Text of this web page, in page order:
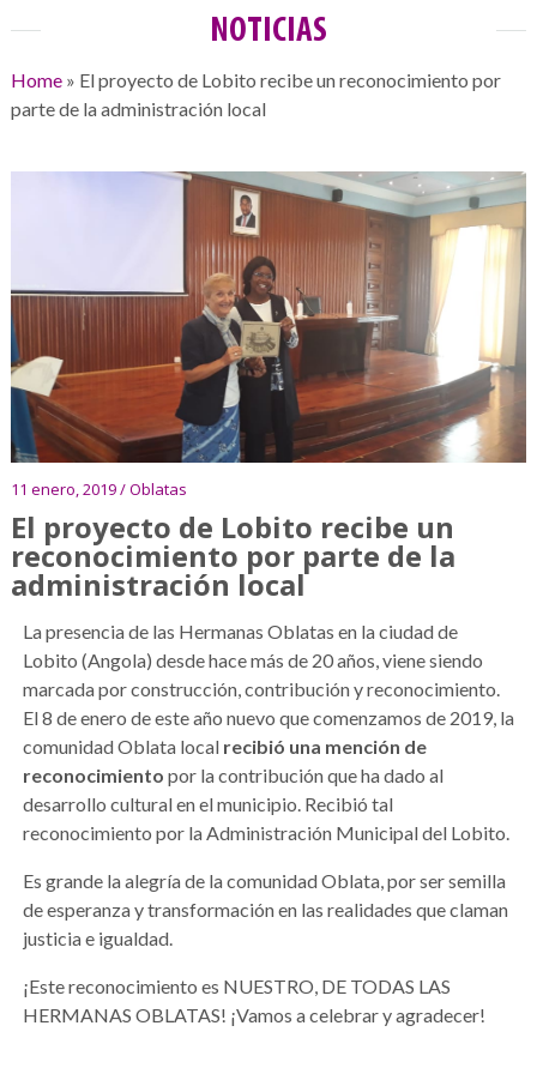
NOTICIAS
Home» El proyecto de Lobito recibe un reconocimiento por
parte de la administración local
11 enero, 2019 / Oblatas
El proyecto de Lobito recibe un
reconocimiento por parte de la
administración local
La presencia de las Hermanas Oblatas en la ciudad de
Lobito (Angola) desde hace más de 20 años, viene siendo
marcada por construcción, contribución y reconocimiento.
El 8 de enero de este año nuevo que comenzamos de 2019, la
comunidad Oblata local recibió una mención de
reconocimiento por la contribución que ha dado al
desarrollo cultural en el municipio. Recibió tal
reconocimiento por la Administración Municipal del Lobito.
Es grande la alegría de la comunidad Oblata, por ser semilla
de esperanza y transformación en las realidades que claman
justicia e igualdad.
¡Este reconocimiento es NUESTRO, DE TODAS LAS
HERMANAS OBLATAS! ¡Vamos a celebrar y agradecer!